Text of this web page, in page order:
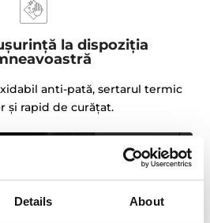
Details About
la dispoziția
anti-pată, sertarul termic
și rapid de curățat.